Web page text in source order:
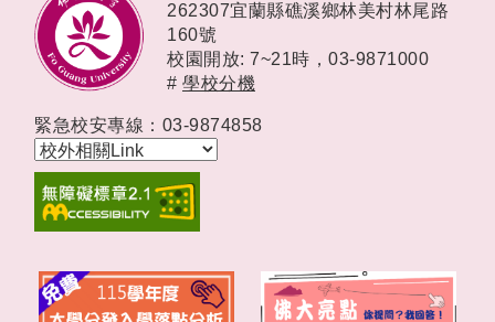
262307宜蘭縣礁溪鄉林美村林尾路
160號
校園開放: 7~21時， 03-9871000
# 學校分機
緊急校安專線：03-9874858